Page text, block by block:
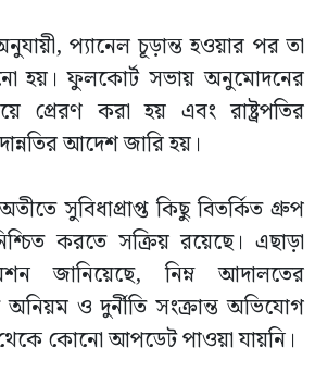
প্যানেল চূড়ান্ত হওয়ার পর তা
হয়। ফুলকোর্ট সভায় অনুমোদনের
প্রেরণ করা হয় এবং রাষ্ট্রপতির
আদেশ জারি হয়।
সুবিধাপ্রাপ্ত কিছু বিতর্কিত গ্রুপ
করতে সক্রিয় রয়েছে। এছাড়া
জানিয়েছে, নিম্ন আদালতের
অনিয়ম ও দুর্নীতি সংক্রান্ত অভিযোগ
কোনো আপডেট পাওয়া যায়নি।